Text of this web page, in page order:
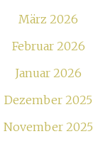
März 2026
Februar 2026
Januar 2026
Dezember 2025
November 2025